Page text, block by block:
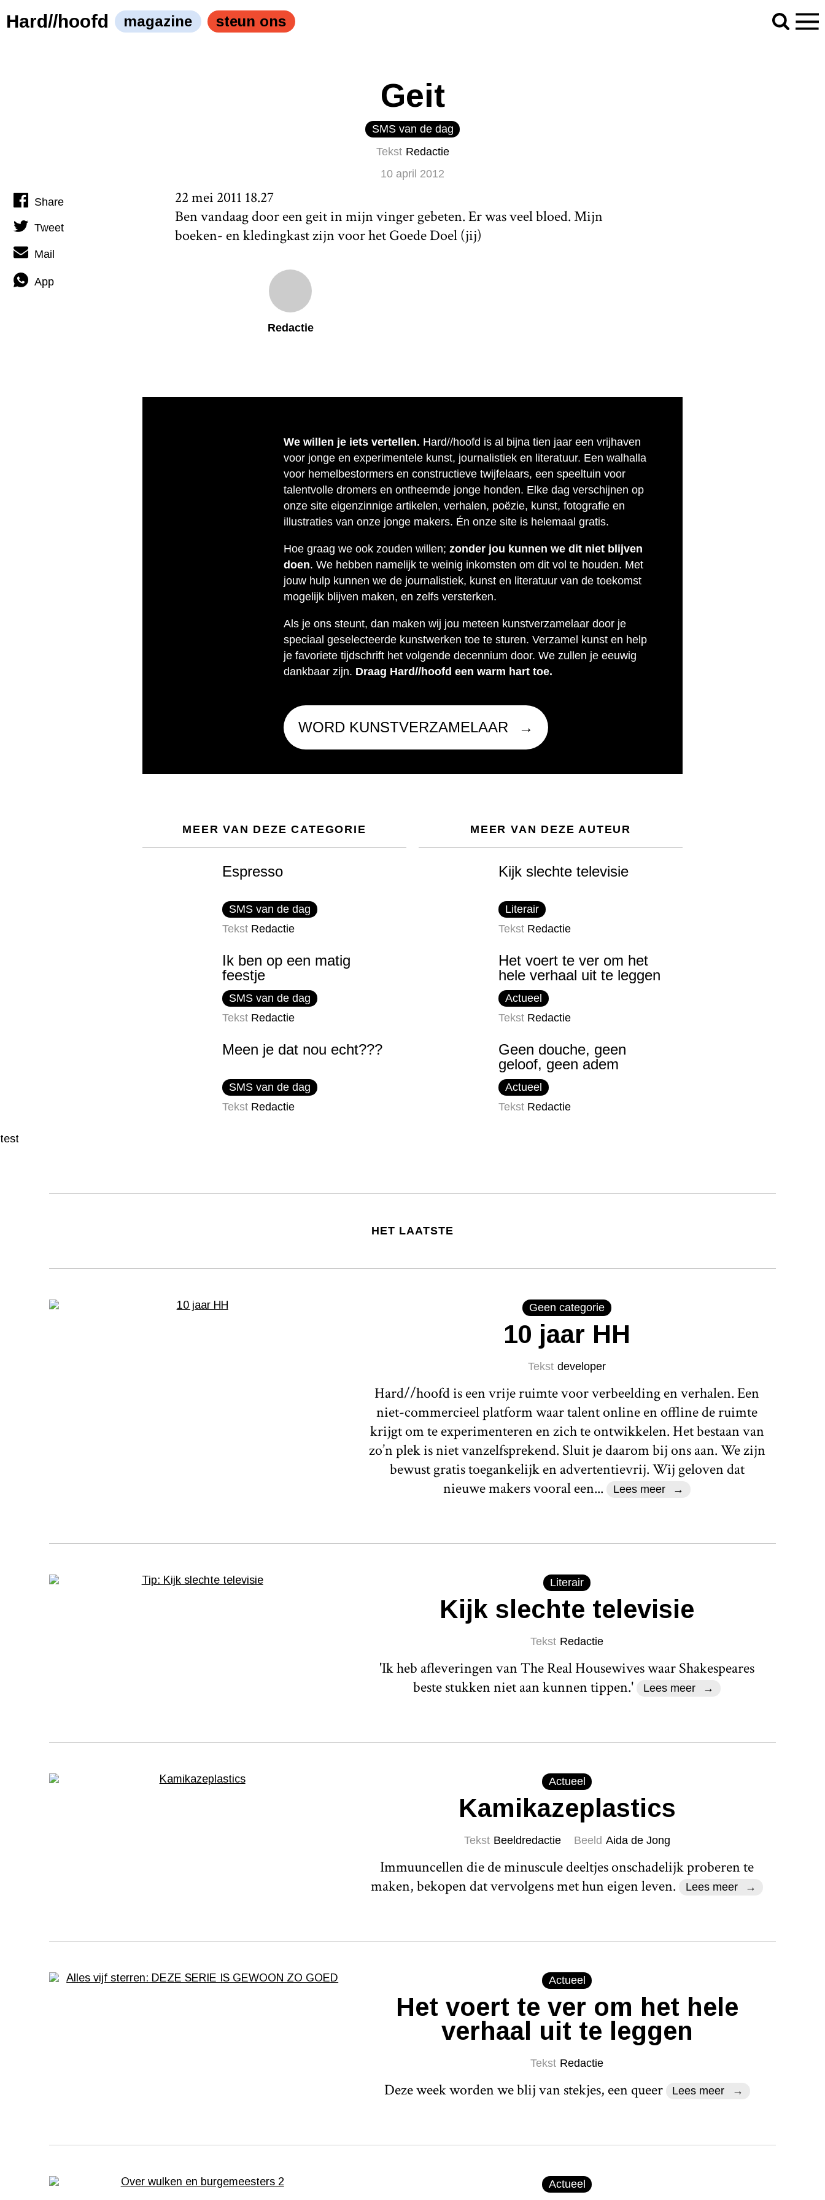
Hard//hoofd magazine steun ons
Geit
SMS van de dag
Tekst Redactie
10 april 2012
22 mei 2011 18.27
Ben vandaag door een geit in mijn vinger gebeten. Er was veel bloed. Mijn
boeken- en kledingkast zijn voor het Goede Doel (jij)
Share
Tweet
Mail
App
Redactie
We willen je iets vertellen. Hard//hoofd is al bijna tien jaar een vrijhaven
voor jonge en experimentele kunst, journalistiek en literatuur. Een walhalla
voor hemelbestormers en constructieve twijfelaars, een speeltuin voor
talentvolle dromers en ontheemde jonge honden. Elke dag verschijnen op
onze site eigenzinnige artikelen, verhalen, poëzie, kunst, fotografie en
illustraties van onze jonge makers. Én onze site is helemaal gratis.
Hoe graag we ook zouden willen; zonder jou kunnen we dit niet blijven
doen. We hebben namelijk te weinig inkomsten om dit vol te houden. Met
jouw hulp kunnen we de journalistiek, kunst en literatuur van de toekomst
mogelijk blijven maken, en zelfs versterken.
Als je ons steunt, dan maken wij jou meteen kunstverzamelaar door je
speciaal geselecteerde kunstwerken toe te sturen. Verzamel kunst en help
je favoriete tijdschrift het volgende decennium door. We zullen je eeuwig
dankbaar zijn. Draag Hard//hoofd een warm hart toe.
WORD KUNSTVERZAMELAAR
MEER VAN DEZE CATEGORIE
Espresso
SMS van de dag
Tekst Redactie
Ik ben op een matig
feestje
SMS van de dag
Tekst Redactie
Meen je dat nou echt???
SMS van de dag
Tekst Redactie
MEER VAN DEZE AUTEUR
Kijk slechte televisie
Literair
Tekst Redactie
Het voert te ver om het
hele verhaal uit te leggen
Actueel
Tekst Redactie
Geen douche, geen
geloof, geen adem
Actueel
Tekst Redactie
test
HET LAATSTE
Geen categorie
10 jaar HH
Tekst developer
Hard//hoofd is een vrije ruimte voor verbeelding en verhalen. Een
niet-commercieel platform waar talent online en offline de ruimte
krijgt om te experimenteren en zich te ontwikkelen. Het bestaan van
zo’n plek is niet vanzelfsprekend. Sluit je daarom bij ons aan. We zijn
bewust gratis toegankelijk en advertentievrij. Wij geloven dat
nieuwe makers vooral een...
Lees meer
Literair
Kijk slechte televisie
Tekst Redactie
'Ik heb afleveringen van The Real Housewives waar Shakespeares
beste stukken niet aan kunnen tippen.'
Lees meer
Actueel
Kamikazeplastics
Tekst Beeldredactie Beeld Aida de Jong
Immuuncellen die de minuscule deeltjes onschadelijk proberen te
maken, bekopen dat vervolgens met hun eigen leven.
Lees meer
Actueel
Het voert te ver om het hele
verhaal uit te leggen
Tekst Redactie
Deze week worden we blij van stekjes, een queer Lees meer
Actueel